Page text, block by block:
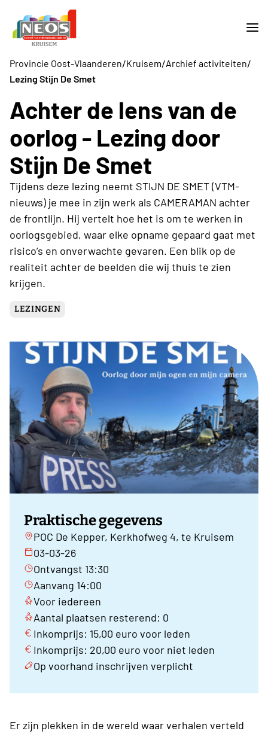
Provincie Oost-Vlaanderen/Kruisem/Archief activiteiten/
Lezing Stijn De Smet
Achter de lens van de
oorlog - Lezing door
Stijn De Smet
Tijdens deze lezing neemt STIJN DE SMET (VTM-
nieuws) je mee in zijn werk als CAMERAMAN achter
de frontlijn. Hij vertelt hoe het is om te werken in
oorlogsgebied, waar elke opname gepaard gaat met
risico’s en onverwachte gevaren. Een blik op de
realiteit achter de beelden die wij thuis te zien
krijgen.
LEZINGEN
Praktische gegevens
POC De Kepper, Kerkhofweg 4, te Kruisem
03-03-26
Ontvangst 13:30
Aanvang 14:00
Voor iedereen
Aantal plaatsen resterend: 0
Inkomprijs: 15,00 euro voor leden
Inkomprijs: 20,00 euro voor niet leden
Op voorhand inschrijven verplicht
Er zijn plekken in de wereld waar verhalen verteld